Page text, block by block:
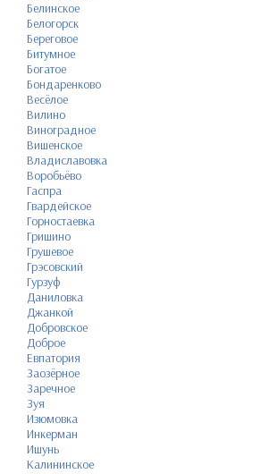
Белинское
Белогорск
Береговое
Битумное
Богатое
Бондаренково
Весёлое
Вилино
Виноградное
Вишенское
Владиславовка
Воробьёво
Гаспра
Гвардейское
Горностаевка
Гришино
Грушевое
Грэсовский
Гурзуф
Даниловка
Джанкой
Добровское
Доброе
Евпатория
Заозёрное
Заречное
Зуя
Изюмовка
Инкерман
Ишунь
Калининское